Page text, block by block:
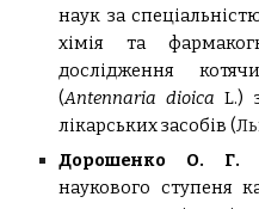
наук за
хімія та
дослідження
(Antennaria dioica L.)
лікарських засобів (
Дорошенко О. Г.
наукового ступеня